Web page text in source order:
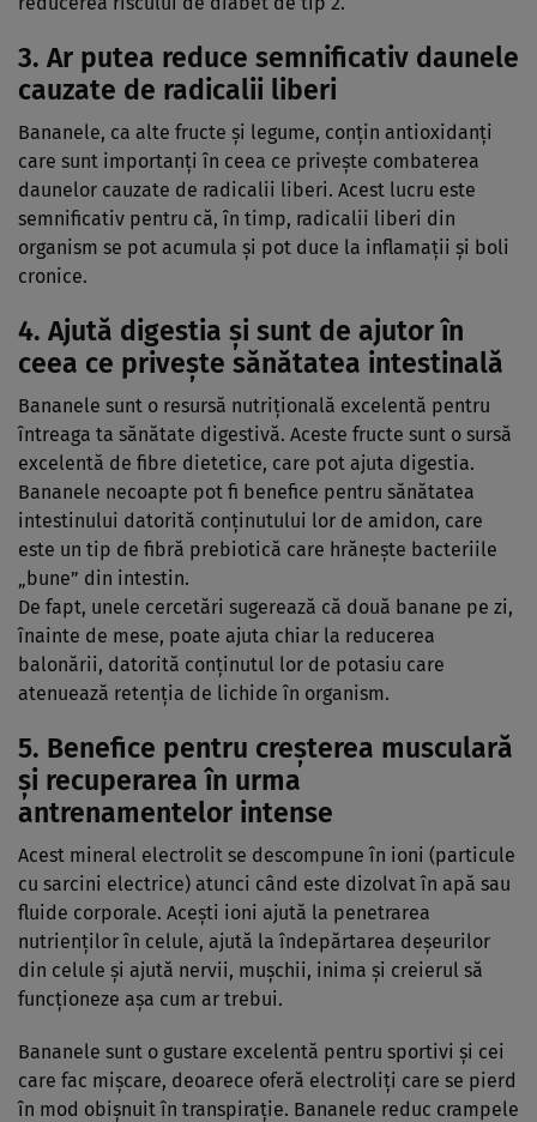
3. Ar putea reduce semnificativ daunele
cauzate de radicalii liberi
Bananele, ca alte fructe și legume, conțin antioxidanți
care sunt importanți în ceea ce privește combaterea
daunelor cauzate de radicalii liberi. Acest lucru este
semnificativ pentru că, în timp, radicalii liberi din
organism se pot acumula și pot duce la inflamații și boli
cronice.
4. Ajută digestia și sunt de ajutor în
ceea ce privește sănătatea intestinală
Bananele sunt o resursă nutrițională excelentă pentru
întreaga ta sănătate digestivă. Aceste fructe sunt o sursă
excelentă de fibre dietetice, care pot ajuta digestia.
Bananele necoapte pot fi benefice pentru sănătatea
intestinului datorită conținutului lor de amidon, care
este un tip de fibră prebiotică care hrănește bacteriile
„bune” din intestin.
De fapt, unele cercetări sugerează că două banane pe zi,
înainte de mese, poate ajuta chiar la reducerea
balonării, datorită conținutul lor de potasiu care
atenuează retenția de lichide în organism.
5. Benefice pentru creșterea musculară
și recuperarea în urma
antrenamentelor intense
Acest mineral electrolit se descompune în ioni (particule
cu sarcini electrice) atunci când este dizolvat în apă sau
fluide corporale. Acești ioni ajută la penetrarea
nutrienților în celule, ajută la îndepărtarea deșeurilor
din celule și ajută nervii, mușchii, inima și creierul să
funcționeze așa cum ar trebui.
Bananele sunt o gustare excelentă pentru sportivi și cei
care fac mișcare, deoarece oferă electroliți care se pierd
în mod obișnuit în transpirație. Bananele reduc crampele